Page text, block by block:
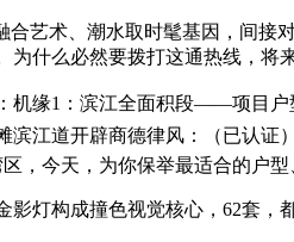
术、潮水取时髦基因，间接
什么必然要拨打这通热线，将
缘1：滨江全面积段——项目户
江道开辟商德律风：（已认
今天，为你保举最适合的户
构成撞色视觉核心，62套，